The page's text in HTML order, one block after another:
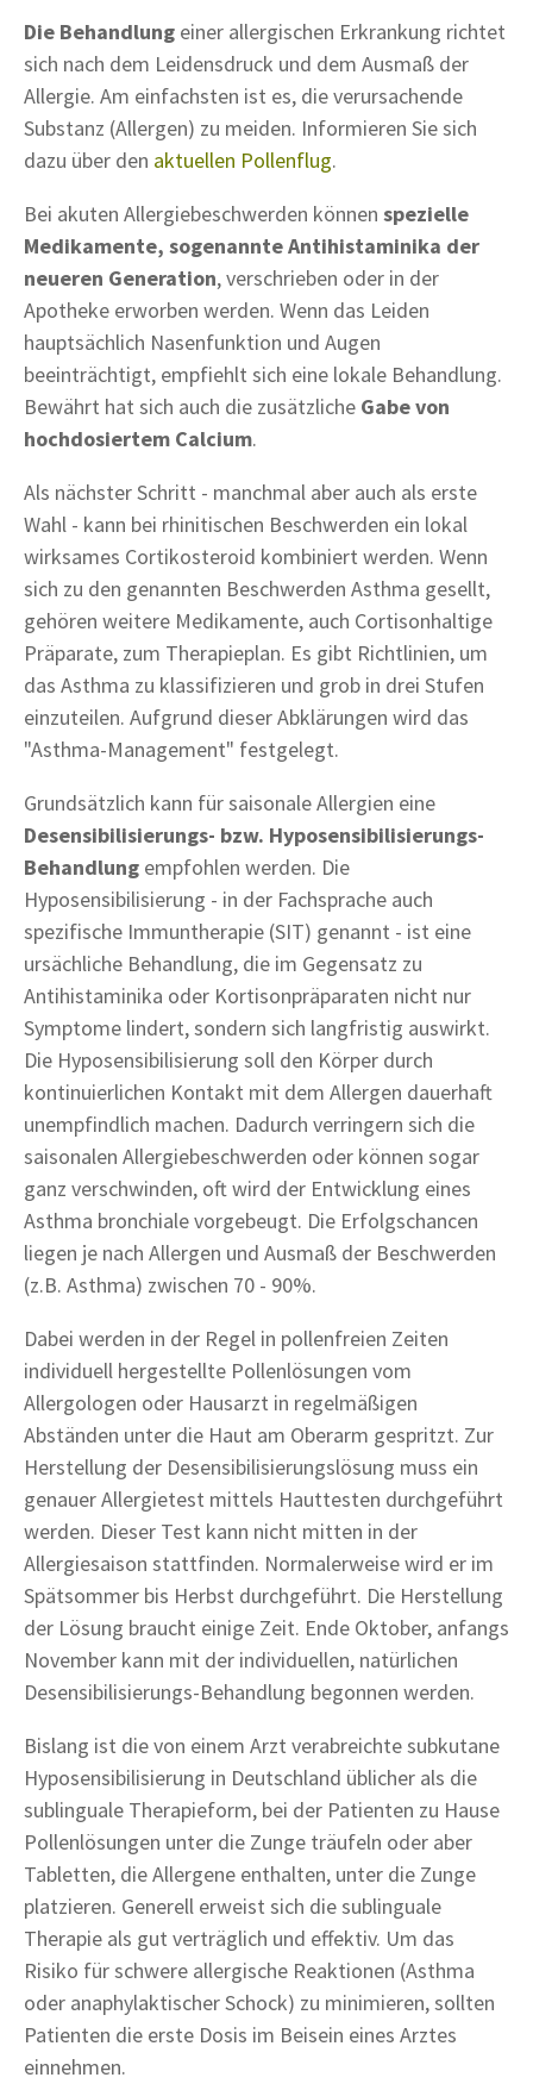
Die Behandlung einer allergischen Erkrankung richtet
sich nach dem Leidensdruck und dem Ausmaß der
Allergie. Am einfachsten ist es, die verursachende
Substanz (Allergen) zu meiden. Informieren Sie sich
dazu über den aktuellen Pollenflug.
Bei akuten Allergiebeschwerden können spezielle
Medikamente, sogenannte Antihistaminika der
neueren Generation, verschrieben oder in der
Apotheke erworben werden. Wenn das Leiden
hauptsächlich Nasenfunktion und Augen
beeinträchtigt, empfiehlt sich eine lokale Behandlung.
Bewährt hat sich auch die zusätzliche Gabe von
hochdosiertem Calcium.
Als nächster Schritt - manchmal aber auch als erste
Wahl - kann bei rhinitischen Beschwerden ein lokal
wirksames Cortikosteroid kombiniert werden. Wenn
sich zu den genannten Beschwerden Asthma gesellt,
gehören weitere Medikamente, auch Cortisonhaltige
Präparate, zum Therapieplan. Es gibt Richtlinien, um
das Asthma zu klassifizieren und grob in drei Stufen
einzuteilen. Aufgrund dieser Abklärungen wird das
"Asthma-Management" festgelegt.
Grundsätzlich kann für saisonale Allergien eine
Desensibilisierungs- bzw. Hyposensibilisierungs-
Behandlung empfohlen werden. Die
Hyposensibilisierung - in der Fachsprache auch
spezifische Immuntherapie (SIT) genannt - ist eine
ursächliche Behandlung, die im Gegensatz zu
Antihistaminika oder Kortisonpräparaten nicht nur
Symptome lindert, sondern sich langfristig auswirkt.
Die Hyposensibilisierung soll den Körper durch
kontinuierlichen Kontakt mit dem Allergen dauerhaft
unempfindlich machen. Dadurch verringern sich die
saisonalen Allergiebeschwerden oder können sogar
ganz verschwinden, oft wird der Entwicklung eines
Asthma bronchiale vorgebeugt. Die Erfolgschancen
liegen je nach Allergen und Ausmaß der Beschwerden
(z.B. Asthma) zwischen 70 - 90%.
Dabei werden in der Regel in pollenfreien Zeiten
individuell hergestellte Pollenlösungen vom
Allergologen oder Hausarzt in regelmäßigen
Abständen unter die Haut am Oberarm gespritzt. Zur
Herstellung der Desensibilisierungslösung muss ein
genauer Allergietest mittels Hauttesten durchgeführt
werden. Dieser Test kann nicht mitten in der
Allergiesaison stattfinden. Normalerweise wird er im
Spätsommer bis Herbst durchgeführt. Die Herstellung
der Lösung braucht einige Zeit. Ende Oktober, anfangs
November kann mit der individuellen, natürlichen
Desensibilisierungs-Behandlung begonnen werden.
Bislang ist die von einem Arzt verabreichte subkutane
Hyposensibilisierung in Deutschland üblicher als die
sublinguale Therapieform, bei der Patienten zu Hause
Pollenlösungen unter die Zunge träufeln oder aber
Tabletten, die Allergene enthalten, unter die Zunge
platzieren. Generell erweist sich die sublinguale
Therapie als gut verträglich und effektiv. Um das
Risiko für schwere allergische Reaktionen (Asthma
oder anaphylaktischer Schock) zu minimieren, sollten
Patienten die erste Dosis im Beisein eines Arztes
einnehmen.